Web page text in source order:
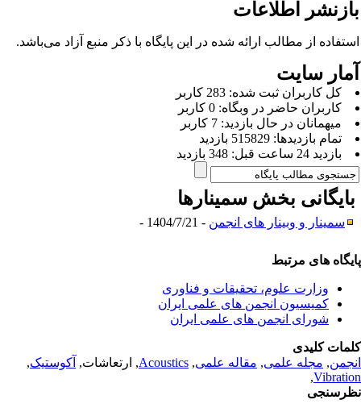
اطلاعات
از مطالب ارائه شده در این پایگاه با ذکر منبع آزاد می‌باشد.
سایت
كل کاربران ثبت شده: 283 کاربر
کاربران حاضر در وبگاه: 0 کاربر
ميهمانان در حال بازديد: 7 کاربر
تمام بازديد‌ها: 515829 بازدید
بازديد 24 ساعت قبل: 348 بازدید
بخش سمینارها
سمینار و وبینار های انجمن- 1404/7/21 -
های مرتبط
وزارت علوم، تحقیقات و فناوری
کمیسیون انجمن های علمی ایران
شورای انجمن های علمی ایران
کلیدی
,مجله علمی, مقاله علمی,
Acoustics, ارتعاشات,آکوستیک,
,